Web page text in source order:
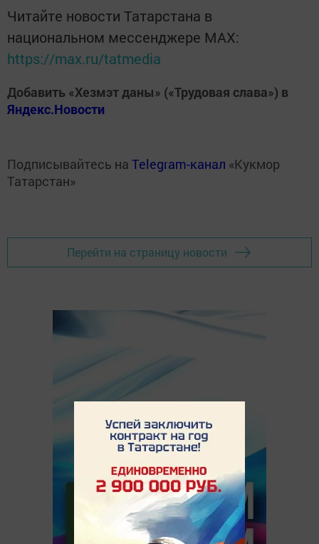
Читайте новости Татарстана в
национальном мессенджере MАХ:
https://max.ru/tatmedia
Добавить «Хезмэт даны» («Трудовая слава») в
Яндекс.Новости
Подписывайтесь на Telegram-канал «Кукмор
Татарстан»
Перейти на страницу новости